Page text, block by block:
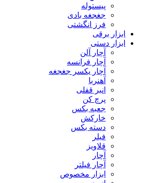
پیستوله
جغجغه بادی
فرز انگشتی
ابزار برقی
ابزار دستی
آچار آلن
آچار فرانسه
آچار یکسر جغجغه
آهنربا
انبر قفلی
پرچ کن
جعبه بکس
خارکش
دسته بکس
فیلر
قلاویز
آچار
آچار فیلتر
ابزار مخصوص